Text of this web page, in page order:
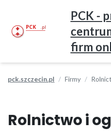
PCK -
firm
pck.szczecin.pl Firmy
Rolnictwo i